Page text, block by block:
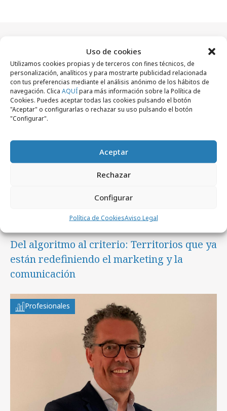
Uso de cookies
Utilizamos cookies propias y de terceros con fines técnicos, de
personalización, analíticos y para mostrarte publicidad relacionada
con tus preferencias mediante el análisis anónimo de los hábitos de
navegación. Clica AQUÍpara más información sobre la Política de
Cookies. Puedes aceptar todas las cookies pulsando el botón
"Aceptar" o configurarlas o rechazar su uso pulsando el botón
"Configurar".
Aceptar
Rechazar
Configurar
Política de CookiesAviso Legal
Artículos recientes
Empresas y Negocios
Del algoritmo al criterio: Territorios que ya
están redefiniendo el marketing y la
comunicación
Profesionales